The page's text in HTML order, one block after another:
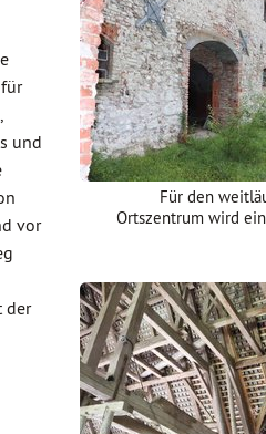
Für den
Ortszentrum wird
und
vor
der